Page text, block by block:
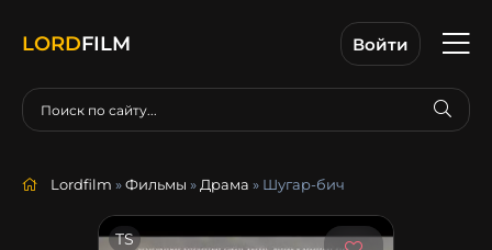
LORDFILM Войти
Lordfilm »Фильмы » Драма » Шугар-бич
TS